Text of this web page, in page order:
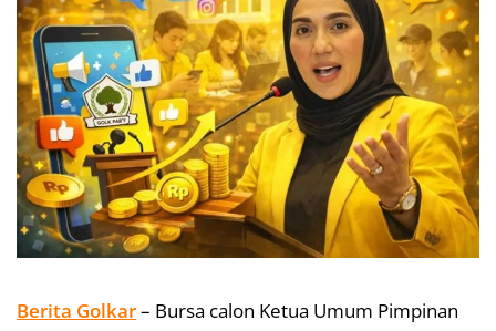
Berita Golkar– Bursa calon Ketua Umum Pimpinan